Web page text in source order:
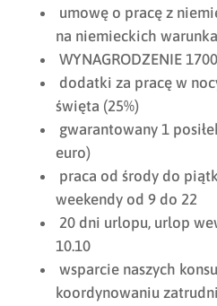
umowę o pracę z
na niemieckich
WYNAGRODZENIE
dodatki za pracę w
święta (25%)
gwarantowany 1
euro)
praca od środy do
weekendy od 9 do 22
20 dni urlopu, urlop
10.10
wsparcie naszych
koordynowaniu